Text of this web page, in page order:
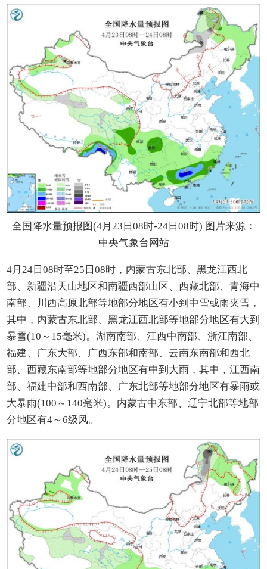
全国降水量预报图(4月23日08时-24日08时) 图片来源：
中央气象台网站
4月24日08时至25日08时，内蒙古东北部、黑龙江西北
部、新疆沿天山地区和南疆西部山区、西藏北部、青海中
南部、川西高原北部等地部分地区有小到中雪或雨夹雪，
其中，内蒙古东北部、黑龙江西北部等地部分地区有大到
暴雪(10～15毫米)。湖南南部、江西中南部、浙江南部、
福建、广东大部、广西东部和南部、云南东南部和西北
部、西藏东南部等地部分地区有中到大雨，其中，江西南
部、福建中部和西南部、广东北部等地部分地区有暴雨或
大暴雨(100～140毫米)。内蒙古中东部、辽宁北部等地部
分地区有4～6级风。